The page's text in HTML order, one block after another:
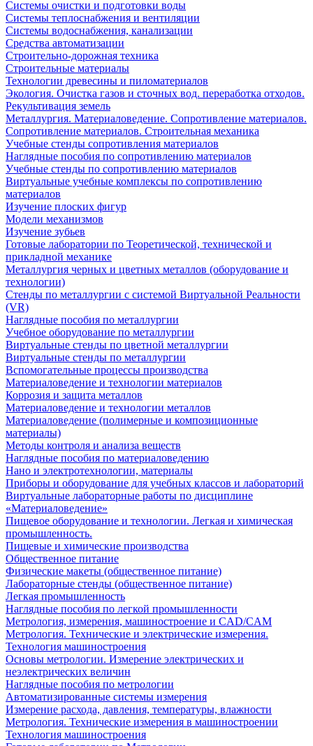
Системы очистки и подготовки воды
Системы теплоснабжения и вентиляции
Системы водоснабжения, канализации
Средства автоматизации
Строительно-дорожная техника
Строительные материалы
Технологии древесины и пиломатериалов
Экология. Очистка газов и сточных вод. переработка отходов.
Рекультивация земель
Металлургия. Материаловедение. Сопротивление материалов.
Сопротивление материалов. Строительная механика
Учебные стенды сопротивления материалов
Наглядные пособия по сопротивлению материалов
Учебные стенды по сопротивлению материалов
Виртуальные учебные комплексы по сопротивлению
материалов
Изучение плоских фигур
Модели механизмов
Изучение зубьев
Готовые лаборатории по Теоретической, технической и
прикладной механике
Металлургия черных и цветных металлов (оборудование и
технологии)
Cтенды по металлургии с системой Виртуальной Реальности
(VR)
Наглядные пособия по металлургии
Учебное оборудование по металлургии
Виртуальные стенды по цветной металлургии
Виртуальные стенды по металлургии
Вспомогательные процессы производства
Материаловедение и технологии материалов
Коррозия и защита металлов
Материаловедение и технологии металлов
Материаловедение (полимерные и композиционные
материалы)
Методы контроля и анализа веществ
Наглядные пособия по материаловедению
Нано и электротехнологии, материалы
Приборы и оборудование для учебных классов и лабораторий
Виртуальные лабораторные работы по дисциплине
«Материаловедение»
Пищевое оборудование и технологии. Легкая и химическая
промышленность.
Пищевые и химические производства
Общественное питание
Физические макеты (общественное питание)
Лабораторные стенды (общественное питание)
Легкая промышленность
Наглядные пособия по легкой промышленности
Метрология, измерения, машиностроение и CAD/CAM
Метрология. Технические и электрические измерения.
Технология машиностроения
Основы метрологии. Измерение электрических и
неэлектрических величин
Наглядные пособия по метрологии
Автоматизированные системы измерения
Измерение расхода, давления, температуры, влажности
Метрология. Технические измерения в машиностроении
Технология машиностроения